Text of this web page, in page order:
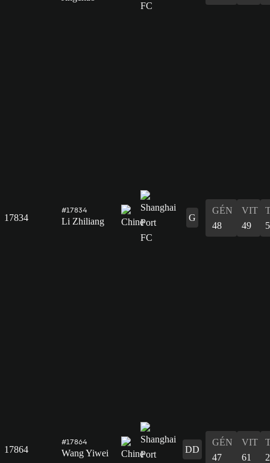
17834
#17834
Li Zhiliang G
GÉN
48
VIT
49
17864
#17864
Wang Yiwei DD
GÉN
47
VIT
61